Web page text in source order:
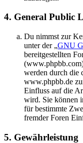
4. General Public
Du nimmst zur
unter der „GNU
bereitgestellten
werden durch die
www.phpbb.de
Einfluss auf die
wird. Sie können
für bestimmte
fremder Foren
5. Gewährleistung